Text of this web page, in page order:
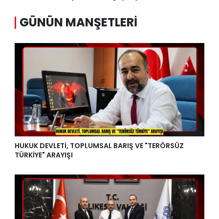
GÜNÜN MANŞETLERI
HUKUK DEVLETİ, TOPLUMSAL BARIŞ VE "TERÖRSÜZ
TÜRKİYE" ARAYIŞI